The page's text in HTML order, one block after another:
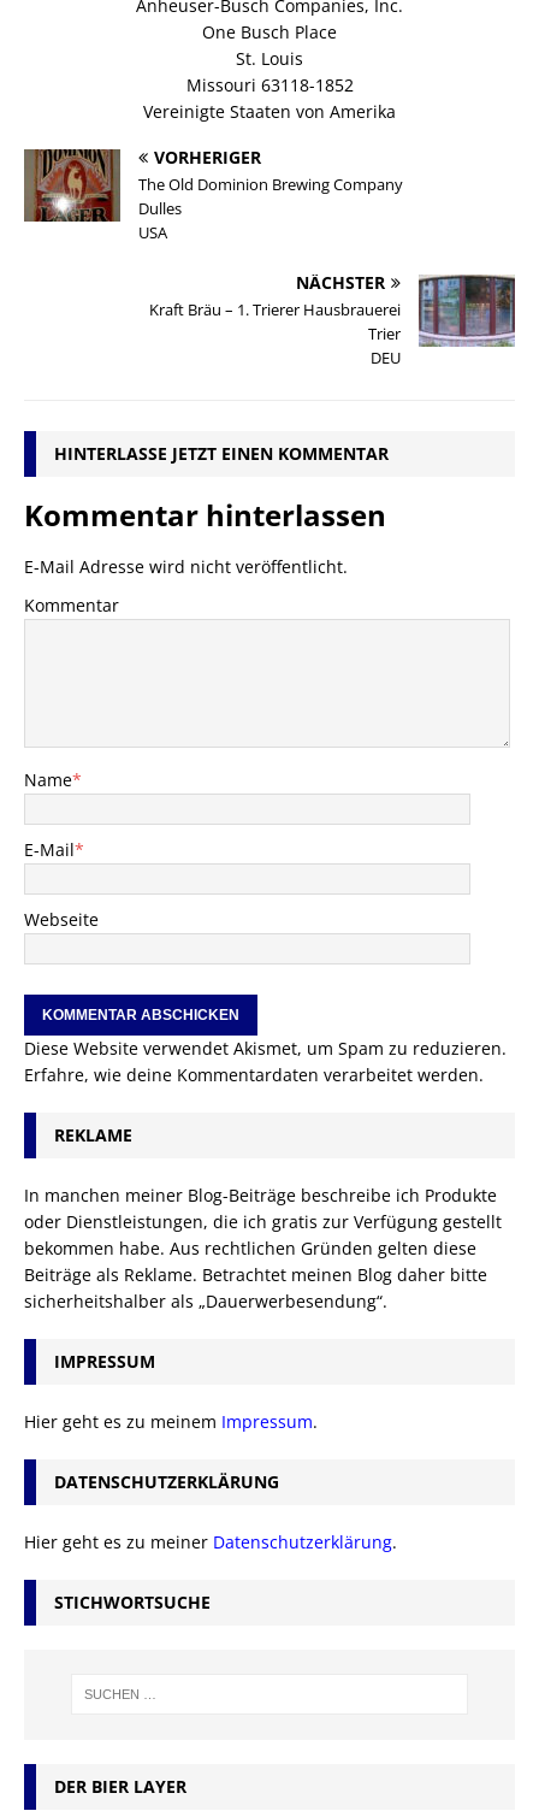
Anheuser-Busch Companies, Inc.
One Busch Place
St. Louis
Missouri 63118-1852
Vereinigte Staaten von Amerika
VORHERIGER
The Old Dominion Brewing Company
Dulles
USA
NÄCHSTER
Kraft Bräu – 1. Trierer Hausbrauerei
Trier
DEU
HINTERLASSE JETZT EINEN KOMMENTAR
Kommentar hinterlassen
E-Mail Adresse wird nicht veröffentlicht.
Kommentar
Name*
E-Mail*
Webseite
Diese Website verwendet Akismet, um Spam zu reduzieren.
Erfahre, wie deine Kommentardaten verarbeitet werden.
REKLAME
In manchen meiner Blog-Beiträge beschreibe ich Produkte
oder Dienstleistungen, die ich gratis zur Verfügung gestellt
bekommen habe. Aus rechtlichen Gründen gelten diese
Beiträge als Reklame. Betrachtet meinen Blog daher bitte
sicherheitshalber als „Dauerwerbesendung“.
IMPRESSUM
Hier geht es zu meinem Impressum.
DATENSCHUTZERKLÄRUNG
Hier geht es zu meiner Datenschutzerklärung.
STICHWORTSUCHE
DER BIER LAYER